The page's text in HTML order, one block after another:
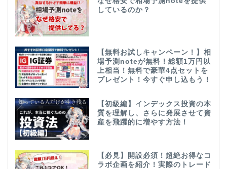
しているのか？
【無料お試しキャンペーン！】相
場予測noteが無料！総額1万円以
上相当！無料で豪華4点セットを
プレゼント！今すぐ申し込もう！
【初級編】インデックス投資の本
質を理解し、さらに発展させて資
産を飛躍的に増やす方法！
【必見】開設必須！超絶お得なコ
ラボ企画を紹介！実際のトレード